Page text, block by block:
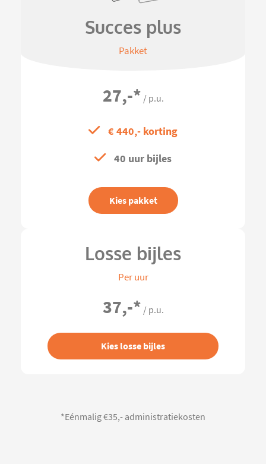
Succes plus
Pakket
27,-* / p.u.
€ 440,- korting
40 uur bijles
Kies pakket
Losse bijles
Per uur
37,-* / p.u.
Kies losse bijles
*Eénmalig €35,- administratiekosten